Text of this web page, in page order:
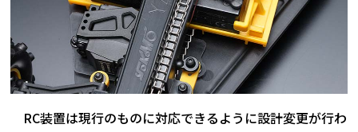
RC装置は現行のものに対応できるように設計変更が行わ